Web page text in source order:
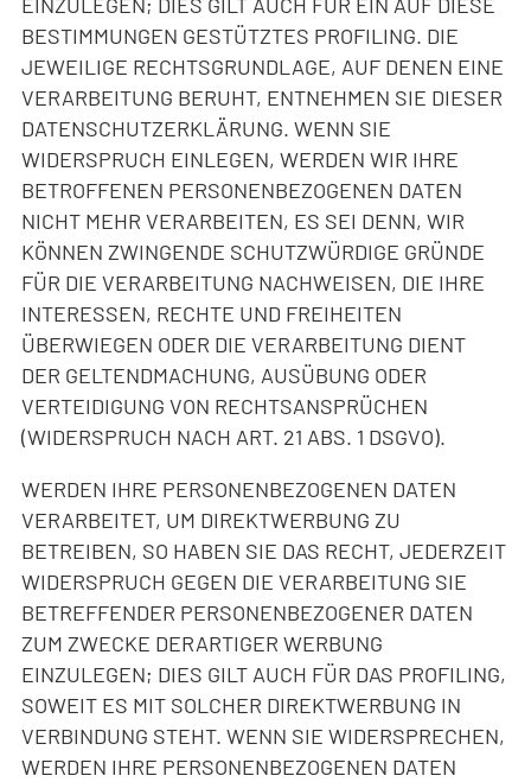
BESTIMMUNGEN GESTÜTZTES PROFILING. DIE
JEWEILIGE RECHTSGRUNDLAGE, AUF DENEN EINE
VERARBEITUNG BERUHT, ENTNEHMEN SIE DIESER
DATENSCHUTZERKLÄRUNG. WENN SIE
WIDERSPRUCH EINLEGEN, WERDEN WIR IHRE
BETROFFENEN PERSONENBEZOGENEN DATEN
NICHT MEHR VERARBEITEN, ES SEI DENN, WIR
KÖNNEN ZWINGENDE SCHUTZWÜRDIGE GRÜNDE
FÜR DIE VERARBEITUNG NACHWEISEN, DIE IHRE
INTERESSEN, RECHTE UND FREIHEITEN
ÜBERWIEGEN ODER DIE VERARBEITUNG DIENT
DER GELTENDMACHUNG, AUSÜBUNG ODER
VERTEIDIGUNG VON RECHTSANSPRÜCHEN
(WIDERSPRUCH NACH ART. 21 ABS. 1 DSGVO).
WERDEN IHRE PERSONENBEZOGENEN DATEN
VERARBEITET, UM DIREKTWERBUNG ZU
BETREIBEN, SO HABEN SIE DAS RECHT, JEDERZEIT
WIDERSPRUCH GEGEN DIE VERARBEITUNG SIE
BETREFFENDER PERSONENBEZOGENER DATEN
ZUM ZWECKE DERARTIGER WERBUNG
EINZULEGEN; DIES GILT AUCH FÜR DAS PROFILING,
SOWEIT ES MIT SOLCHER DIREKTWERBUNG IN
VERBINDUNG STEHT. WENN SIE WIDERSPRECHEN,
WERDEN IHRE PERSONENBEZOGENEN DATEN